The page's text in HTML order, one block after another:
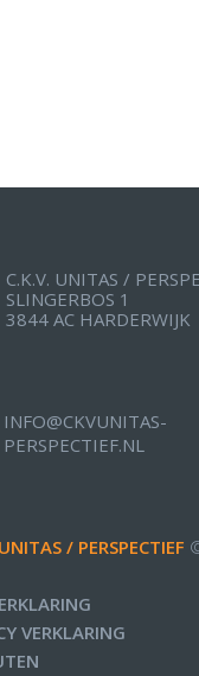
C.K.V. UNITAS /
SLINGERBOS 1
3844 AC HARDERWIJK
INFO@CKVUNITAS-
PERSPECTIEF.NL
/ PERSPECTIEF
VERKLARING